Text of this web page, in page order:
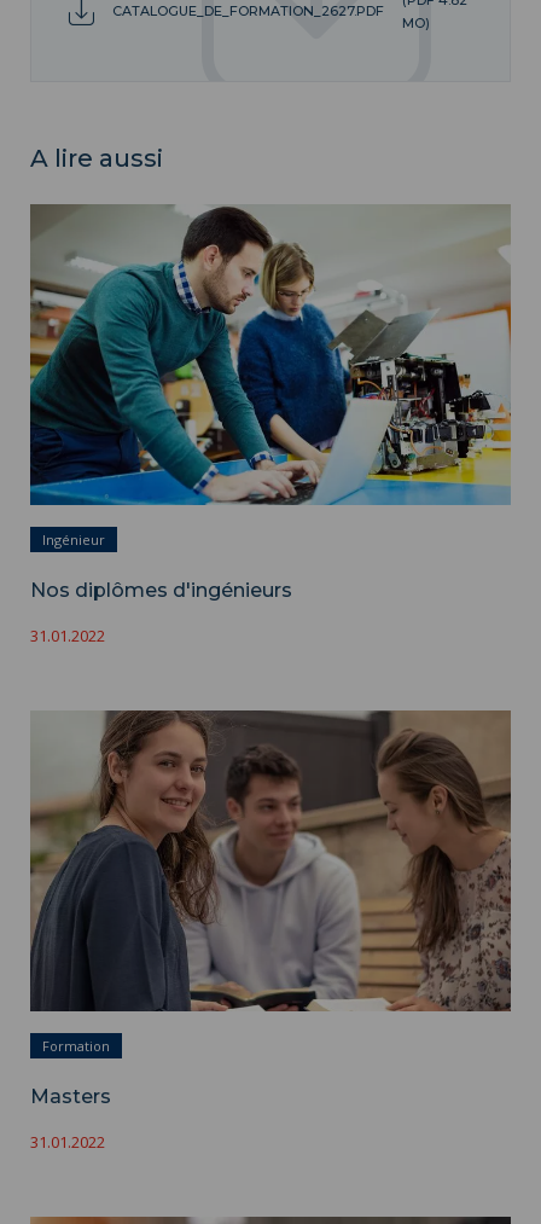
CATALOGUE_DE_FORMATION_2627.PDF
MO)
A lire aussi
Nos diplômes d'ingénieurs ">
Ingénieur
Nos diplômes d'ingénieurs
31.01.2022
Masters ">
Formation
Masters
31.01.2022